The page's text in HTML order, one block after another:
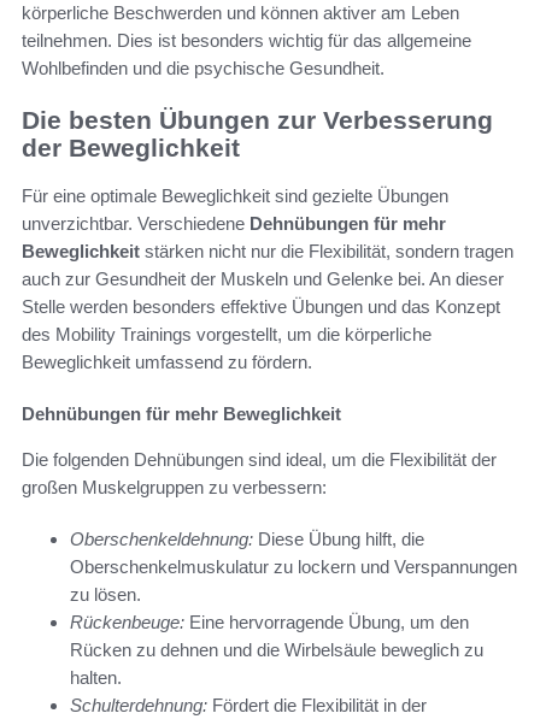
körperliche Beschwerden und können aktiver am Leben
teilnehmen. Dies ist besonders wichtig für das allgemeine
Wohlbefinden und die psychische Gesundheit.
Die besten Übungen zur Verbesserung
der Beweglichkeit
Für eine optimale Beweglichkeit sind gezielte Übungen
unverzichtbar. Verschiedene Dehnübungen für mehr
Beweglichkeit stärken nicht nur die Flexibilität, sondern tragen
auch zur Gesundheit der Muskeln und Gelenke bei. An dieser
Stelle werden besonders effektive Übungen und das Konzept
des Mobility Trainings vorgestellt, um die körperliche
Beweglichkeit umfassend zu fördern.
Dehnübungen für mehr Beweglichkeit
Die folgenden Dehnübungen sind ideal, um die Flexibilität der
großen Muskelgruppen zu verbessern:
Oberschenkeldehnung: Diese Übung hilft, die
Oberschenkelmuskulatur zu lockern und Verspannungen
zu lösen.
Rückenbeuge: Eine hervorragende Übung, um den
Rücken zu dehnen und die Wirbelsäule beweglich zu
halten.
Schulterdehnung: Fördert die Flexibilität in der